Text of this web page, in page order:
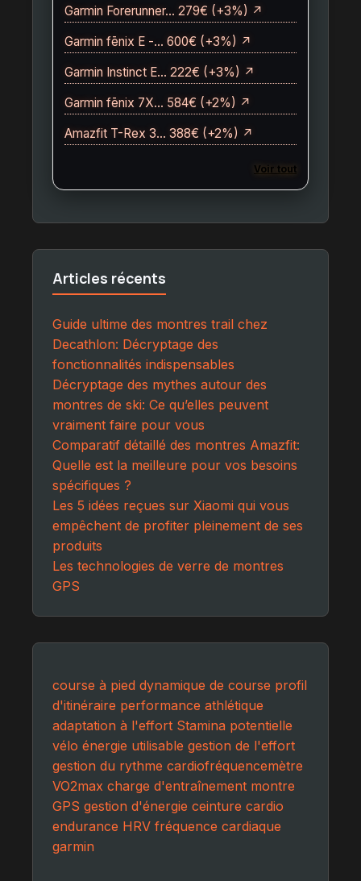
Garmin Forerunner… 279€ (+3%) ↗
Garmin fēnix E -… 600€ (+3%) ↗
Garmin Instinct E… 222€ (+3%) ↗
Garmin fēnix 7X… 584€ (+2%) ↗
Amazfit T-Rex 3… 388€ (+2%) ↗
Voir tout
Articles récents
Guide ultime des montres trail chez
Decathlon: Décryptage des
fonctionnalités indispensables
Décryptage des mythes autour des
montres de ski: Ce qu’elles peuvent
vraiment faire pour vous
Comparatif détaillé des montres Amazfit:
Quelle est la meilleure pour vos besoins
spécifiques ?
Les 5 idées reçues sur Xiaomi qui vous
empêchent de profiter pleinement de ses
produits
Les technologies de verre de montres
GPS
course à pied dynamique de course profil
d'itinéraire performance athlétique
adaptation à l'effort Stamina potentielle
vélo énergie utilisable gestion de l'effort
gestion du rythme cardiofréquencemètre
VO2max charge d'entraînement montre
GPS gestion d'énergie ceinture cardio
endurance HRV fréquence cardiaque
garmin